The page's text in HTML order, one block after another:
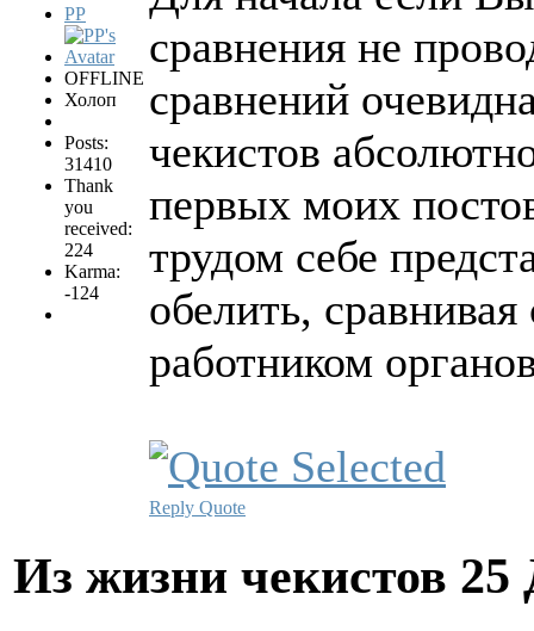
PP
OFFLINE
Холоп
Posts:
31410
Thank
you
received:
224
Karma:
-124
сравнения не
сравнений
чекистов
первых моих
трудом себе
обелить,
работником
Reply Quote
Из жизни чекистов 25